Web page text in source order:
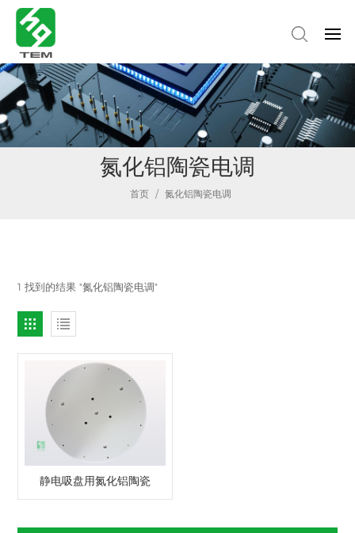
氮化铝陶瓷电调
首页 / 氮化铝陶瓷电调
1 找到的结果 "氮化铝陶瓷电调"
静电吸盘用氮化铝陶瓷